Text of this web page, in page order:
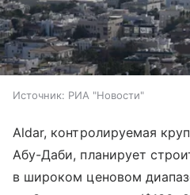
Источник: РИА "Новости"
Aldar, контролируемая
Абу-Даби, планирует
в широком ценовом